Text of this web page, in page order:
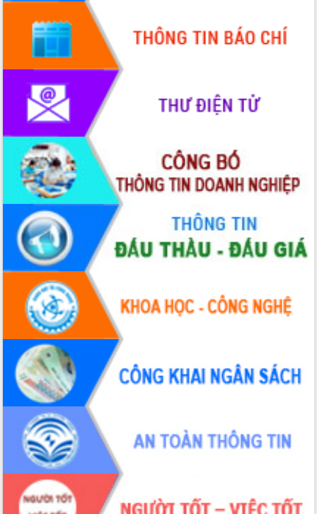
Lấy ý kiến điều chỉnh Quy hoạch tỉnh
Đắk Lắk thời kỳ 2021-2030, tầm nhìn
đến năm 2050
Phát động chiến dịch 30 ngày đêm
giải phóng mặt bằng Tuyến đường bộ
ven biển
Đắk Lắk nỗ lực thúc đẩy tăng trưởng
kinh tế từ 10% trở lên trong Quý
Đắk Lắk ký kết thỏa thuận hợp tác về
chuyển đổi số giai đoạn 2026 – 2030
với Tập đoàn Bưu chính Viễn thông
Việt Nam
Thứ trưởng Bộ Y tế làm việc với tỉnh
Đắk Lắk về phát triển nhân lực y tế
cho trạm y tế cấp xã
Du lịch Đắk Lắk nâng tầm trải nghiệm
du khách thông qua Hệ thống cơ sở dữ
liệu và Bản đồ số
Tập huấn ứng dụng trí tuệ nhân tạo (AI)
trong thương mại điện tử năm 2026
Đoàn đại biểu Quốc hội tỉnh Đắk Lắk
trao đổi thông tin trước Kỳ họp thứ
nhất, Quốc hội khóa XVI
Quyết liệt cải cách hành chính, khơi
thông nguồn lực phát triển
Nâng cao hiệu lực, hiệu quả HĐND
tỉnh thông qua hiện đại hóa hành chính
Xã Ea Phê gắn cải cách hành chính với
chuyển đổi số
Phó Chủ tịch Thường trực UBND tỉnh
Hồ Thị Nguyên Thảo làm việc tại Trung
tâm Phục vụ hành chính công xã Ea